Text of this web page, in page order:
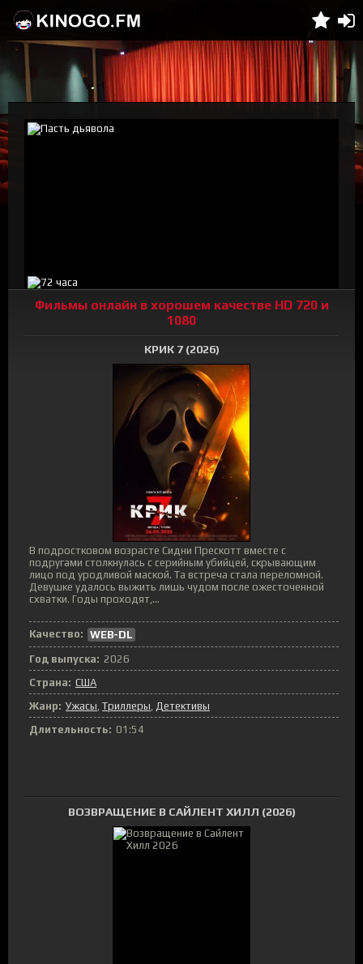
Фильмы онлайн в хорошем качестве HD 720 и
1080
КРИК 7 (2026)
В подростковом возрасте Сидни Прескотт вместе с
подругами столкнулась с серийным убийцей, скрывающим
лицо под уродливой маской. Та встреча стала переломной.
Девушке удалось выжить лишь чудом после ожесточенной
схватки. Годы проходят,...
Качество: WEB-DL
Год выпуска: 2026
Страна: США
Жанр: Ужасы Триллеры Детективы
Длительность: 01:54
ВОЗВРАЩЕНИЕ В САЙЛЕНТ ХИЛЛ (2026)